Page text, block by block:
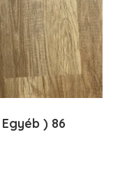
) 86